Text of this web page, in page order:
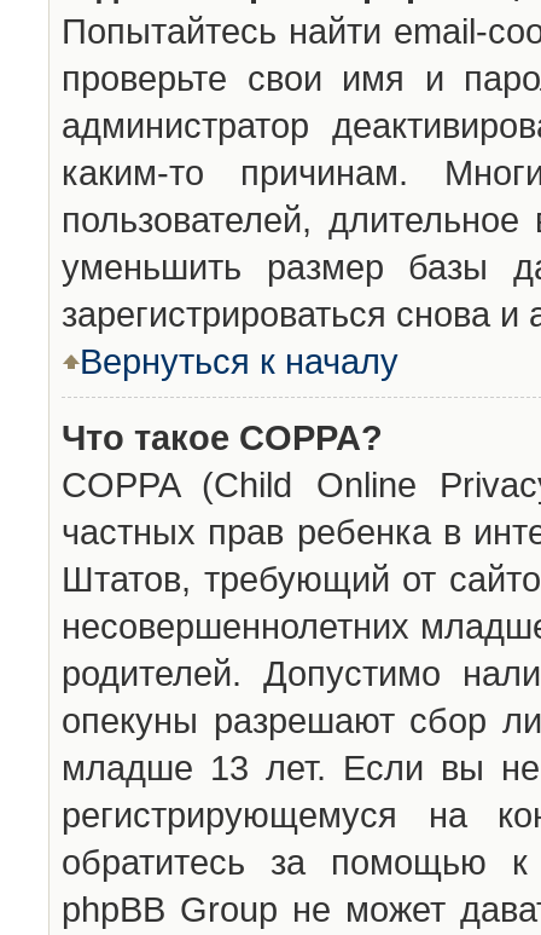
Попытайтесь найти email-
проверьте свои имя и
администратор
каким-то причинам.
пользователей,
уменьшить размер базы
зарегистрироваться снова и
Вернуться к началу
Что такое COPPA?
COPPA (Child Online
частных прав ребенка в
Штатов, требующий от
несовершеннолетних
родителей. Допустимо
опекуны разрешают сбор
младше 13 лет. Если вы
регистрирующемуся на
обратитесь за помощью к
phpBB Group не может